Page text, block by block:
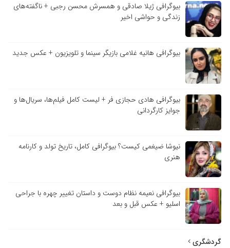
بیوگرافی ژیلا صادقی و همسرش محسن رجبی + ناگفته‌های
زندگی و حواشی اخیر
بیوگرافی هانیه غلامی بازیگر سینما و تلویزیون + عکس جدید
بیوگرافی هادی حجازی فر + لیست کامل فیلم‌ها، سریال‌ها و
جوایز کارگردانی
نیوشا ضیغمی کیست؟ بیوگرافی کامل، تاریخ تولد و کارنامه
هنری
بیوگرافی نعیمه نظام دوست و داستان تغییر چهره با جراحی
اسلیو + عکس قبل و بعد
گردشگری